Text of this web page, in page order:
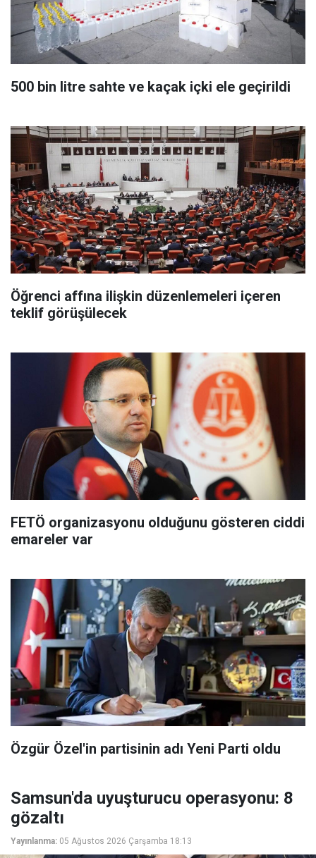
500 bin litre sahte ve kaçak içki ele geçirildi
Öğrenci affına ilişkin düzenlemeleri içeren
teklif görüşülecek
FETÖ organizasyonu olduğunu gösteren ciddi
emareler var
Özgür Özel'in partisinin adı Yeni Parti oldu
Samsun'da uyuşturucu operasyonu: 8
gözaltı
Yayınlanma: 05 Ağustos 2026 Çarşamba 18:13